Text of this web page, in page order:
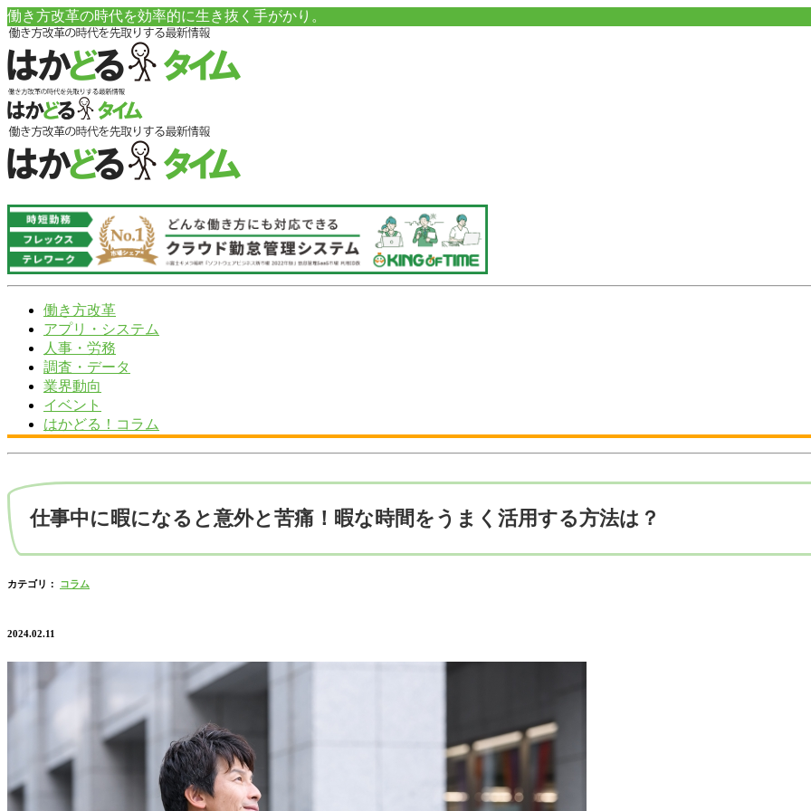
働き方改革の時代を効率的に生き抜く手がかり。
働き方改革
アプリ・システム
人事・労務
調査・データ
業界動向
イベント
はかどる！コラム
仕事中に暇になると意外と苦痛！暇な時間をうまく活用する方法は？
カテゴリ： コラム
2024.02.11